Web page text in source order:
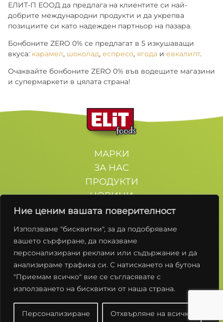
Ние ценим вашата поверителност
Използваме "бисквитки", за да подобряваме
вашето сърфиране, да показваме
персонализирани реклами или съдържание и да
анализираме трафика си. С натискането на бутона
"Приемам всичко" вие се съгласявате с
използването на бисквитки от наша страна.
Персонализиране Отхвърляне на всички
ЕЛИТ-П ЕООД да предлага на клиентите си най-
добрите международни продукти и да укрепва
позициите си като надежден партньор на пазара.
Бонбоните ZERO 0% се предлагат в 5 изкушаващи
вкуса: карамел, шоколад, еспресо, ягода и евкалипт.
Очаквайте бонбоните ZERO 0% във водещите магазини
и супермаркети в цялата страна!
МАРКИ
ЗА НАС
ПРОДУКТИ
НОВИНИ
КОНТАКТИ
Останете с нас
Условия за ползване
Политики за Поверителност